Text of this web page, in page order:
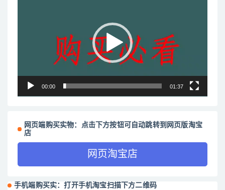
00:00 01:37
网页端购买实物：点击下方按钮可自动跳转到网页版淘宝
店
网页淘宝店
手机端购买实：打开手机淘宝扫描下方二维码